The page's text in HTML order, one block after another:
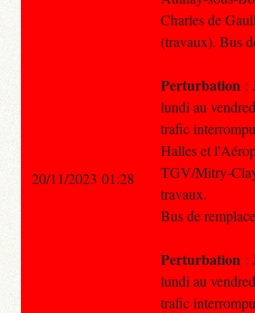
Charles de
(travaux). Bus
Perturbation :
lundi au
trafic
Halles et
TGV/Mitry-
travaux.
Bus de
Perturbation :
lundi au
trafic
20/11/2023 01:28